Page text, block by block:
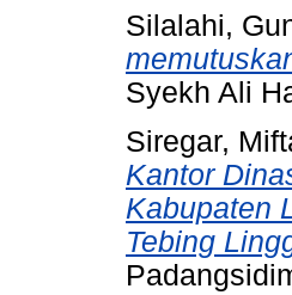
Silalahi,
Syekh Ali
Siregar,
Kantor
Kabupaten
Tebing